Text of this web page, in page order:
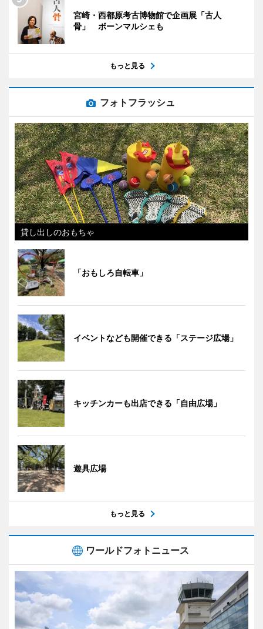
宮崎・西都原考古博物館で企画展「古人
骨」 ボーンマルシェも
もっと見る
フォトフラッシュ
貸し出しのおもちゃ
「おもしろ自転車」
イベントなども開催できる「ステージ広場」
キッチンカーも出店できる「自由広場」
遊具広場
もっと見る
ワールドフォトニュース